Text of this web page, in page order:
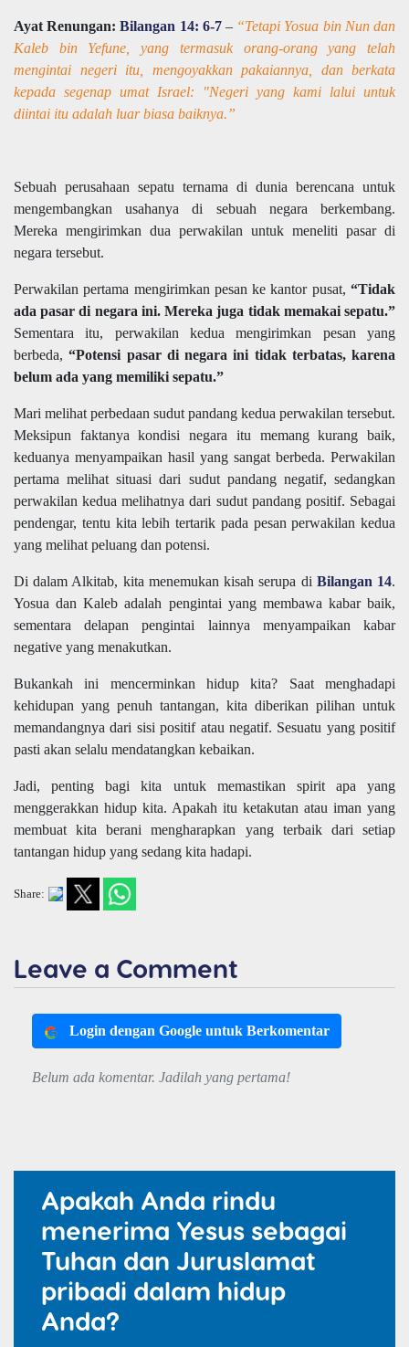
Ayat Renungan:Bilangan 14: 6-7– “Tetapi Yosua bin Nun dan
Kaleb bin Yefune, yang termasuk orang-orang yang telah
mengintai negeri itu, mengoyakkan pakaiannya, dan berkata
kepada segenap umat Israel: "Negeri yang kami lalui untuk
diintai itu adalah luar biasa baiknya.”
Sebuah perusahaan sepatu ternama di dunia berencana untuk
mengembangkan usahanya di sebuah negara berkembang.
Mereka mengirimkan dua perwakilan untuk meneliti pasar di
negara tersebut.
Perwakilan pertama mengirimkan pesan ke kantor pusat, “Tidak
ada pasar di negara ini. Mereka juga tidak memakai sepatu.”
Sementara itu, perwakilan kedua mengirimkan pesan yang
berbeda,“Potensi pasar di negara ini tidak terbatas, karena
belum ada yang memiliki sepatu.”
Mari melihat perbedaan sudut pandang kedua perwakilan tersebut.
Meksipun faktanya kondisi negara itu memang kurang baik,
keduanya menyampaikan hasil yang sangat berbeda. Perwakilan
pertama melihat situasi dari sudut pandang negatif, sedangkan
perwakilan kedua melihatnya dari sudut pandang positif. Sebagai
pendengar, tentu kita lebih tertarik pada pesan perwakilan kedua
yang melihat peluang dan potensi.
Di dalam Alkitab, kita menemukan kisah serupa di Bilangan 14.
Yosua dan Kaleb adalah pengintai yang membawa kabar baik,
sementara delapan pengintai lainnya menyampaikan kabar
negative yang menakutkan.
Bukankah ini mencerminkan hidup kita? Saat menghadapi
kehidupan yang penuh tantangan, kita diberikan pilihan untuk
memandangnya dari sisi positif atau negatif. Sesuatu yang positif
pasti akan selalu mendatangkan kebaikan.
Jadi, penting bagi kita untuk memastikan spirit apa yang
menggerakkan hidup kita. Apakah itu ketakutan atau iman yang
membuat kita berani mengharapkan yang terbaik dari setiap
tantangan hidup yang sedang kita hadapi.
Share:
Leave a Comment
Login dengan Google untuk Berkomentar
Belum ada komentar. Jadilah yang pertama!
Apakah Anda rindu
menerima Yesus sebagai
Tuhan dan Juruslamat
pribadi dalam hidup
Anda?